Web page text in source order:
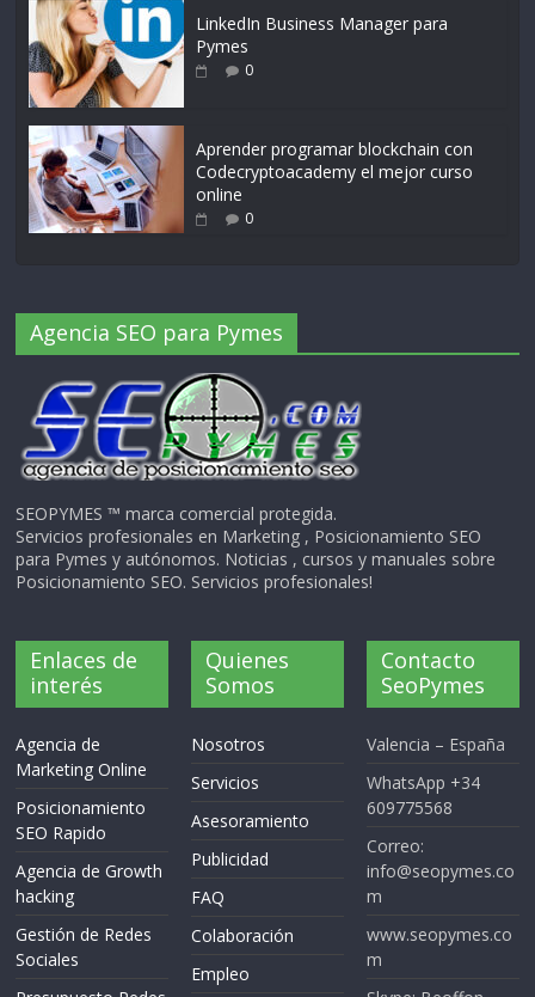
LinkedIn Business Manager para
Pymes
0
Aprender programar blockchain con
Codecryptoacademy el mejor curso
online
0
Agencia SEO para Pymes
SEOPYMES ™ marca comercial protegida.
Servicios profesionales en Marketing , Posicionamiento SEO
para Pymes y autónomos. Noticias , cursos y manuales sobre
Posicionamiento SEO. Servicios profesionales!
Enlaces de
interés
Agencia de
Marketing Online
Posicionamiento
SEO Rapido
Agencia de Growth
hacking
Gestión de Redes
Sociales
Quienes
Somos
Nosotros
Servicios
Asesoramiento
Publicidad
FAQ
Colaboración
Empleo
Contacto
SeoPymes
Valencia – España
WhatsApp +34
609775568
Correo:
info@seopymes.co
m
www.seopymes.co
m